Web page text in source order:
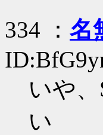
334 ： 名
いや
い